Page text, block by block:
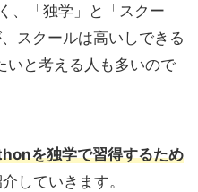
、「独学」と「スクー
スクールは高いしできる
いと考える人も多いので
を独学で習得するため
していきます。